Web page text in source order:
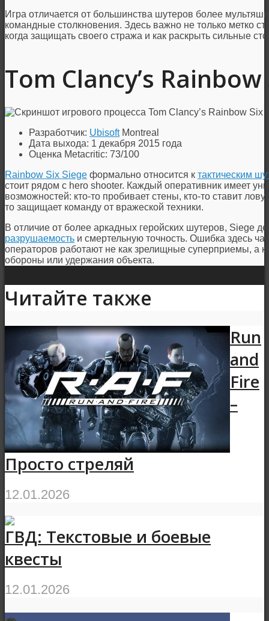
Игра отличается от большинства шутеров более
командные столкновения. Здесь важно не только метко
когда защищать своего стража и как раскрыть сильные
Tom Clancy’s Rainbow
Разработчик: UbisoftMontreal
Дата выхода: 1 декабря 2015 года
Оценка Metacritic: 73/100
Rainbow Six Siege формально относится к тактическим
стоит рядом с hero shooter. Каждый оперативник имеет
возможностей: кто-то пробивает стены, кто-то ставит
то защищает команду от вражеской техники.
В отличие от более аркадных геройских шутеров, Siege
разрушаемость и смертельную точность. Ошибка здесь
операторов работают не как зрелищные суперприемы, а
обороны или удержания объекта.
Читайте также
Run
and
Fire
–
Просто стреляй
12.01.2026
ГВД: Текстовые и боевые
квесты
12.01.2026